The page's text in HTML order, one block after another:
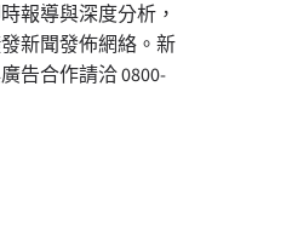
報導與深度分析，
新聞發佈網絡。新
告合作請洽 0800-